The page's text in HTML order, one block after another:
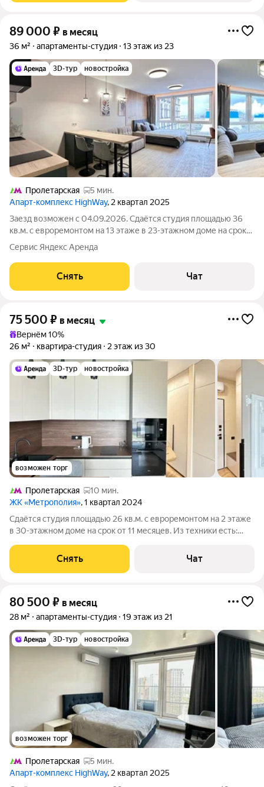
89 000 ₽ в месяц
36 м² апартаменты-студия 13 этаж из 23
3D-тур новостройка
Пролетарская
5 мин.
Апарт-комплекс HighWay, 2 квартал 2025
Заезд возможен с 04.09.2026. Сдаётся студия площадью 36
кв.м. с евроремонтом на 13 этаже в 23-этажном доме на срок
от 11 месяцев. Из техники есть: Телевизор Духовой шкаф
Стиральная машина Холодильник Посудомоечная машина
Сервис Яндекс Аренда
Снять Чат
75 500 ₽ в месяц
Вернём 10%
26 м²
квартира-студия 2 этаж из 30
3D-тур новостройка
возможен торг
Пролетарская
10 мин.
ЖК «Метрополия», 1 квартал 2024
Сдаётся студия площадью 26 кв.м. с евроремонтом на 2 этаже
в 30-этажном доме на срок от 11 месяцев. Из техники есть:
Посудомоечная машина Кондиционер Микроволновка Дом -
монолитный, окна
Снять Чат
80 500 ₽ в месяц
28 м² апартаменты-студия 19 этаж из 21
3D-тур новостройка
возможен торг
Пролетарская
5 мин.
Апарт-комплекс HighWay, 2 квартал 2025